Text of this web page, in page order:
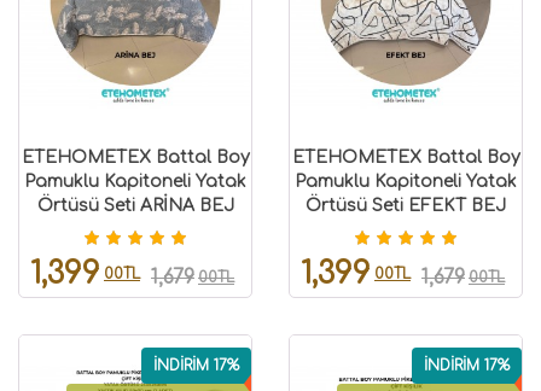
ETEHOMETEX Battal Boy
Pamuklu Kapitoneli Yatak
Örtüsü Seti ARİNA BEJ
8696474232098
1,399 00TL 1,679 00TL
ETEHOMETEX Battal Boy
Pamuklu Kapitoneli Yatak
Örtüsü Seti EFEKT BEJ
8696474232095
1,399 00TL 1,679 00TL
İNDİRİM 17% İNDİRİM 17%